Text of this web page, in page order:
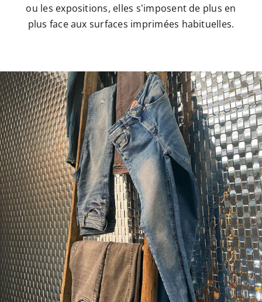
ou les expositions, elles s’imposent de plus en
plus face aux surfaces imprimées habituelles.